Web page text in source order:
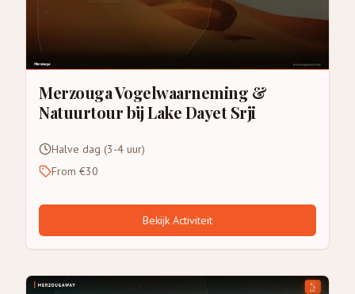
Merzouga Vogelwaarneming &
Natuurtour bij Lake Dayet Srji
Halve dag (3-4 uur)
From €30
Bekijk Activiteit